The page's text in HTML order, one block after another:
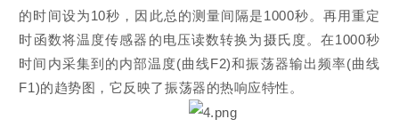
的时间设为10秒，因此总的测量间隔是1000秒。再用重定
时函数将温度传感器的电压读数转换为摄氏度。在1000秒
时间内采集到的内部温度(曲线F2)和振荡器输出频率(曲线
F1)的趋势图，它反映了振荡器的热响应特性。